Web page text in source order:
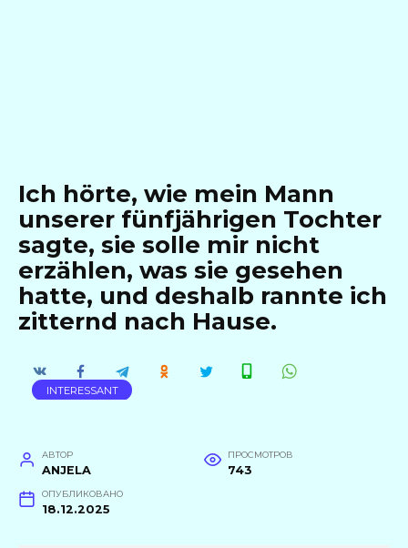
Ich hörte, wie mein Mann
unserer fünfjährigen Tochter
sagte, sie solle mir nicht
erzählen, was sie gesehen
hatte, und deshalb rannte ich
zitternd nach Hause.
INTERESSANT
АВТОР
ANJELA
ПРОСМОТРОВ
743
ОПУБЛИКОВАНО
18.12.2025